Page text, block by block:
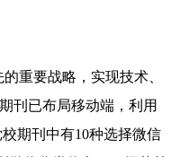
重要战略，实现技术、
刊已布局移动端，利用
期刊中有10种选择微信